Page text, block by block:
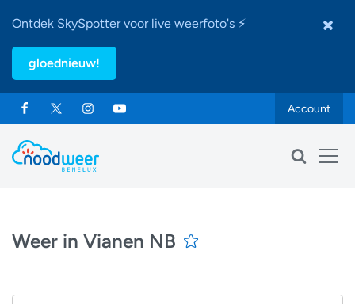
Ontdek SkySpotter voor live weerfoto's ⚡
gloednieuw!
Account
Weer in Vianen NB